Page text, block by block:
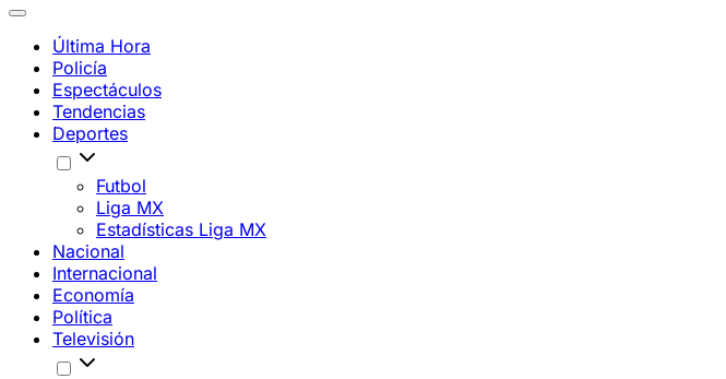
Última Hora
Policía
Espectáculos
Tendencias
Deportes
Futbol
Liga MX
Estadísticas Liga MX
Nacional
Internacional
Economía
Política
Televisión